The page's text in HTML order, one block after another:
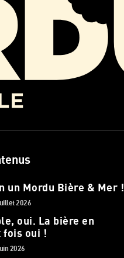
un Mordu Bière & Mer !
2026
oui. La bière en
fois oui !
2026